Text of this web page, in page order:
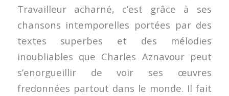
Travailleur acharné, c’est grâce à ses
chansons intemporelles portées par des
textes superbes et des mélodies
inoubliables que Charles Aznavour peut
s’enorgueillir de voir ses œuvres
fredonnées partout dans le monde. Il fait